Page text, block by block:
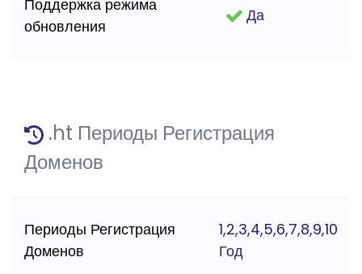
Поддержка режима
обновления
Да
.ht Периоды Регистрация
Доменов
Периоды Регистрация
Доменов
1,2,3,4,5,6,7,8,9,10
Год